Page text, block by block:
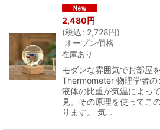
2,480円
(税込: 2,728円)
オープン価格
在庫あり
モダンな雰囲気でお部屋
Thermometer 物理学者の
液体の比重が気温によっ
見。その原理を使ってこ
ります。 気…